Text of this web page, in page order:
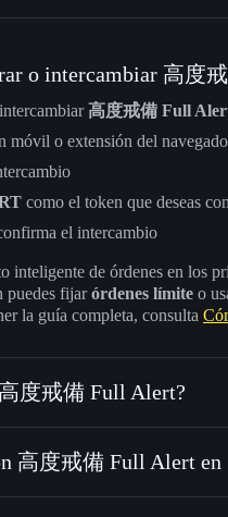
o intercambiar 高度
高度戒備 Full
móvil o extensión del
como el token que deseas
el intercambio
inteligente de órdenes en los
puedes fijarórdenes límite o
la guía completa, consulta
度戒備 Full Alert?
verificado
高度戒備 Full Alert en
cartera de Solflare